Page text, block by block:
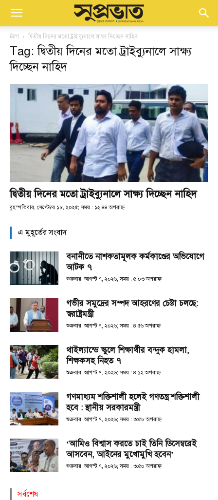
ট্যাগ দ্বিতীয় দিনের মতো ট্রাইব্যুনালে সাক্ষ্য দিচ্ছেন নাহিদ
Tag: দ্বিতীয় দিনের মতো ট্রাইব্যুনালে সাক্ষ্য
দিচ্ছেন নাহিদ
দ্বিতীয় দিনের মতো ট্রাইব্যুনালে সাক্ষ্য দিচ্ছেন নাহিদ
বৃহস্পতিবার, সেপ্টেম্বর ১৮, ২০২৫; সময় : ১২:৪৪ অপরাহ্ণ
এ মুহূর্তের সংবাদ
বনানীতে নাশকতামূলক কর্মকাণ্ডের অভিযোগে
আটক ৭
শুক্রবার, আগস্ট ৭, ২০২৬; সময় : ৫:০৩ অপরাহ্ণ
গভীর সমুদ্রের সম্পদ আহরণের চেষ্টা চলছে:
স্বরাষ্ট্রমন্ত্রী
শুক্রবার, আগস্ট ৭, ২০২৬; সময় : ৪:৫৬ অপরাহ্ণ
থাইল্যান্ডে স্কুলে শিক্ষার্থীর বন্দুক হামলা,
শিক্ষকসহ নিহত ৭
শুক্রবার, আগস্ট ৭, ২০২৬; সময় : ৪:১২ অপরাহ্ণ
গণমাধ্যম শক্তিশালী হলেই গণতন্ত্র শক্তিশালী
হবে : স্থানীয় সরকারমন্ত্রী
শুক্রবার, আগস্ট ৭, ২০২৬; সময় : ৩:৫৮ অপরাহ্ণ
‘আমিও বিশ্বাস করতে চাই তিনি ডিসেম্বরেই
আসবেন, আইনের মুখোমুখি হবেন’
শুক্রবার, আগস্ট ৭, ২০২৬; সময় : ৩:৫০ অপরাহ্ণ
সর্বশেষ